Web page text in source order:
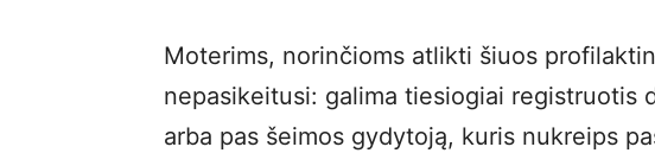
Moterims, norinčioms atlikti šiuos
nepasikeitusi: galima tiesiogiai registruotis
arba pas šeimos gydytoją, kuris nukreips